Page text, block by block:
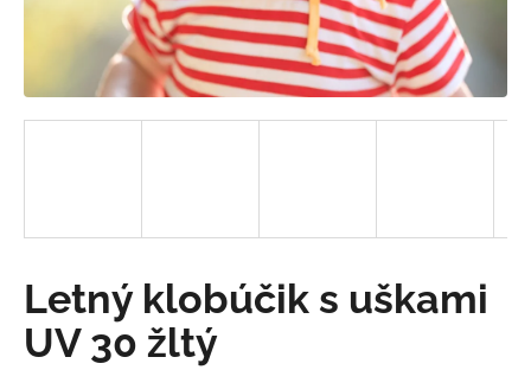
Letný klobúčik s uškami
UV 30 žltý
s
ť